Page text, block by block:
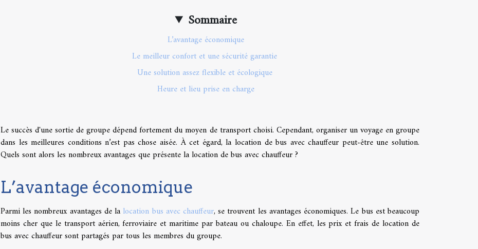
Sommaire
L’avantage économique
Le meilleur confort et une sécurité garantie
Une solution assez flexible et écologique
Heure et lieu prise en charge
Le succès d'une sortie de groupe dépend fortement du moyen de transport choisi. Cependant, organiser un voyage en groupe
dans les meilleures conditions n’est pas chose aisée. À cet égard, la location de bus avec chauffeur peut-être une solution.
Quels sont alors les nombreux avantages que présente la location de bus avec chauffeur ?
L’avantage économique
Parmi les nombreux avantages de la location bus avec chauffeur, se trouvent les avantages économiques. Le bus est beaucoup
moins cher que le transport aérien, ferroviaire et maritime par bateau ou chaloupe. En effet, les prix et frais de location de
bus avec chauffeur sont partagés par tous les membres du groupe.